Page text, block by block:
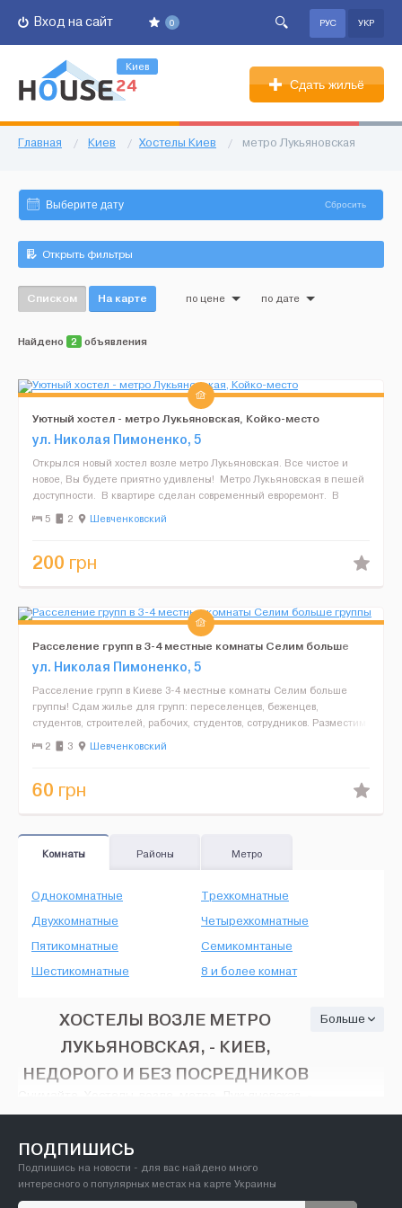
0
Вход на сайт РУС УКР
Киев
Сдать жильё
Главная / Киев / Хостелы Киев / метро Лукьяновская
Сбросить
Открыть фильтры
Списком На карте по цене по дате
Найдено 2 объявления
Уютный хостел - метро Лукьяновская, Койко-место
ул. Николая Пимоненко, 5
Открылся новый хостел возле метро Лукьяновская. Все чистое и
новое, Вы будете приятно удивлены! Метро Лукьяновская в пешей
доступности. В квартире сделан современный евроремонт. В
квартире всегда чистота и пор...
5 2 Шевченковский
200 грн
Расселение групп в 3-4 местные комнаты Селим больше
группы
ул. Николая Пимоненко, 5
Расселение групп в Киеве 3-4 местные комнаты Селим больше
группы! Сдам жилье для групп: переселенцев, беженцев,
студентов, строителей, рабочих, студентов, сотрудников. Разместим
любые группы людей в Киеве без комиссии и ...
2 3 Шевченковский
60 грн
Комнаты Районы Метро
Однокомнатные
Двухкомнатные
Трехкомнатные
Четырехкомнатные
Пятикомнатные
Шестикомнатные
Семикомнтаные
8 и более комнат
ХОСТЕЛЫ ВОЗЛЕ МЕТРО
ЛУКЬЯНОВСКАЯ, - КИЕВ,
НЕДОРОГО И БЕЗ ПОСРЕДНИКОВ
Киев, на HOUSE24, недорого и без посредников.
объявления об аренде с широким разнообразием
цен - от минимального ремонта до
современного VIP дизайна, количество
предлагаемых вариантов вас порадует. На
Больше
ПОДПИШИСЬ
Подпишись на новости - для вас найдено много
интересного о популярных местах на карте Украины